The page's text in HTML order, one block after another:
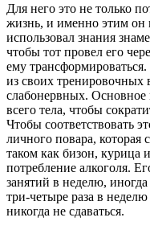
Для него это не только
жизнь, и именно этим он
использовал знания
чтобы тот провел его
ему
из своих тренировочных
слабонервных. Основное
всего тела, чтобы
Чтобы соответствовать
личного повара, которая
таком как бизон, курица
потребление алкоголя.
занятий в неделю,
три-четыре раза в
никогда не сдаваться.